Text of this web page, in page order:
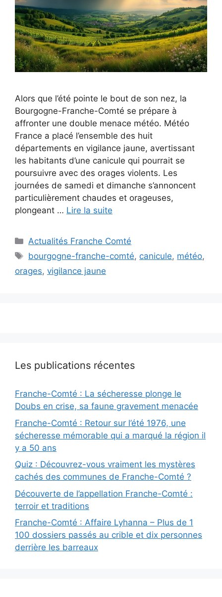
Alors que l’été pointe le bout de son nez, la
Bourgogne-Franche-Comté se prépare à
affronter une double menace météo. Météo
France a placé l’ensemble des huit
départements en vigilance jaune, avertissant
les habitants d’une canicule qui pourrait se
poursuivre avec des orages violents. Les
journées de samedi et dimanche s’annoncent
particulièrement chaudes et orageuses,
plongeant … Lire la suite
Catégories
Actualités Franche Comté
Étiquettes
bourgogne-franche-comté, canicule, météo,
orages, vigilance jaune
Les publications récentes
Franche-Comté : La sécheresse plonge le
Doubs en crise, sa faune gravement menacée
Franche-Comté : Retour sur l’été 1976, une
sécheresse mémorable qui a marqué la région il
y a 50 ans
Quiz : Découvrez-vous vraiment les mystères
cachés des communes de Franche-Comté ?
Découverte de l’appellation Franche-Comté :
terroir et traditions
Franche-Comté : Affaire Lyhanna – Plus de 1
100 dossiers passés au crible et dix personnes
derrière les barreaux